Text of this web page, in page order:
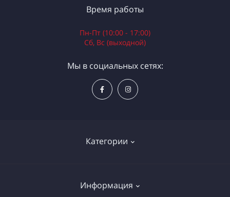
Категории
Электроинструменты
Информация
Время работы
Пн-Пт (10:00 - 17:00)
Сб, Вс (выходной)
Мы в социальных сетях: